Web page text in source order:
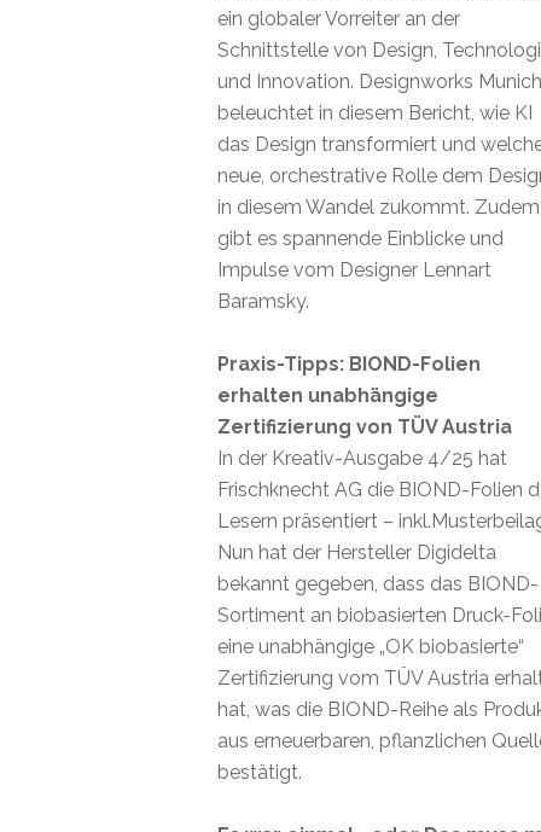
ein globaler Vorreiter an der
Schnittstelle von Design,
und Innovation. Designworks Munich
beleuchtet in diesem Bericht, wie KI
das Design transformiert und
neue, orchestrative Rolle dem
in diesem Wandel zukommt. Zudem
gibt es spannende Einblicke und
Impulse vom Designer Lennart
Baramsky.
Praxis-Tipps: BIOND-Folien
erhalten unabhängige
Zertifizierung von TÜV Austria
In der Kreativ-Ausgabe 4/25 hat
Frischknecht AG die BIOND-Folien
Lesern präsentiert –
Nun hat der Hersteller Digidelta
bekannt gegeben, dass das BIOND-
Sortiment an biobasierten Druck-
eine unabhängige „OK biobasierte“
Zertifizierung vom TÜV Austria
hat, was die BIOND-Reihe als
aus erneuerbaren, pflanzlichen
bestätigt.